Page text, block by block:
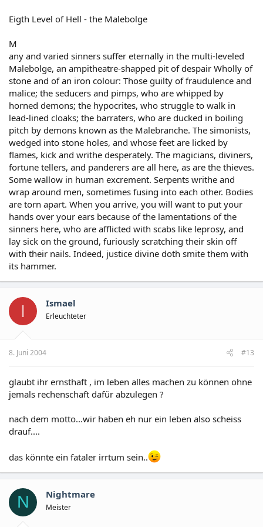
Purgatory Repenting Believers Very Low
Level 1 - Limbo Virtuous Non-Believers Very Low
Level 4 Prodigal and Avaricious High
Level 5 Wrathful and Gloomy Extreme
Level 6 - The City of Dis Heretics Extreme
Level 7 Violent Extreme
Level 8- the Malebolge Fraudulent, Malicious, Panderers
Extreme
Level 9 - Cocytus Treacherous Extreme
Eigth Level of Hell - the Malebolge
M
any and varied sinners suffer eternally in the multi-leveled
Malebolge, an ampitheatre-shapped pit of despair Wholly of
stone and of an iron colour: Those guilty of fraudulence and
malice; the seducers and pimps, who are whipped by
horned demons; the hypocrites, who struggle to walk in
lead-lined cloaks; the barraters, who are ducked in boiling
pitch by demons known as the Malebranche. The simonists,
wedged into stone holes, and whose feet are licked by
flames, kick and writhe desperately. The magicians, diviners,
fortune tellers, and panderers are all here, as are the thieves.
Some wallow in human excrement. Serpents writhe and
wrap around men, sometimes fusing into each other. Bodies
are torn apart. When you arrive, you will want to put your
hands over your ears because of the lamentations of the
sinners here, who are afflicted with scabs like leprosy, and
lay sick on the ground, furiously scratching their skin off
with their nails. Indeed, justice divine doth smite them with
its hammer.
I Ismael
Erleuchteter
8. Juni 2004 #13
glaubt ihr ernsthaft , im leben alles machen zu können ohne
jemals rechenschaft dafür abzulegen ?
nach dem motto...wir haben eh nur ein leben also scheiss
drauf....
das könnte ein fataler irrtum sein..
N Nightmare
Meister